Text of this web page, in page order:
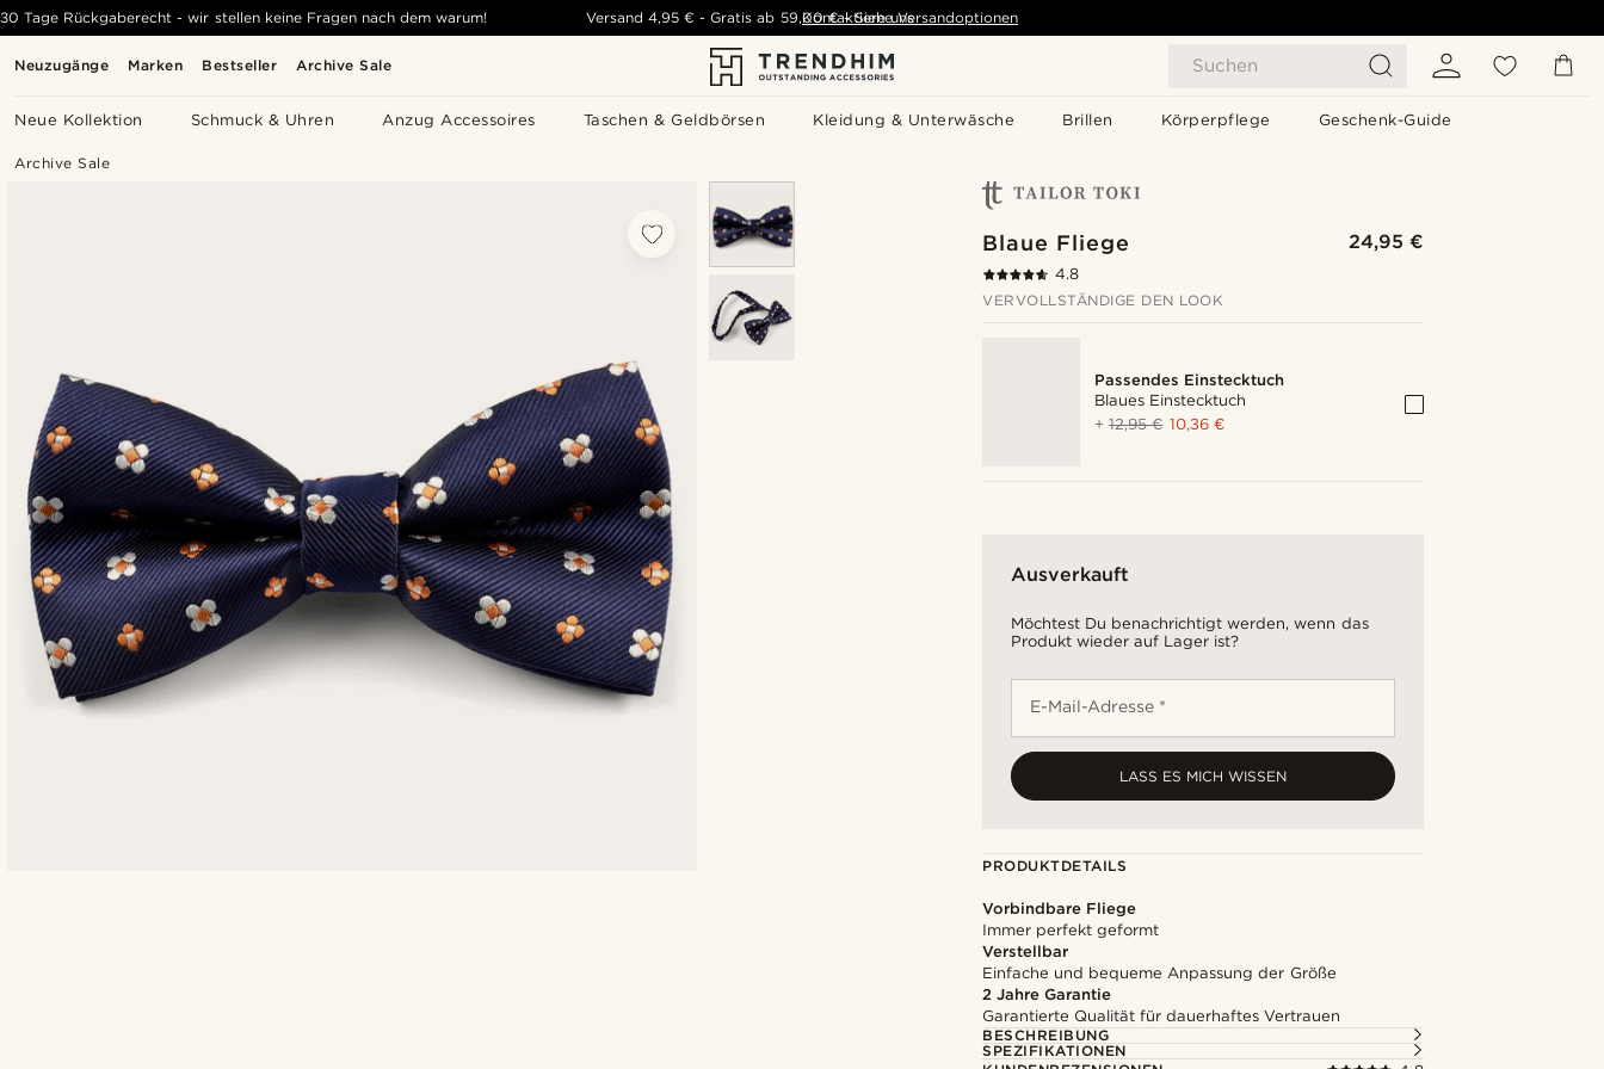
Neuzugänge Marken Bestseller Archive Sale Suchen
Neue Kollektion Schmuck & Uhren Anzug Accessoires Taschen & Geldbörsen Kleidung & Unterwäsche Brillen Körperpflege Geschenk-Guide
30 Tage Rückgaberecht - wir stellen keine Fragen nach dem warum! Versand 4,95 € -Gratis ab 59,00 € - Siehe Versandoptionen
Kontaktiere uns
Archive Sale
Blaue Fliege 24,95 €
4.8
VERVOLLSTÄNDIGE DEN LOOK
Passendes Einstecktuch
Blaues Einstecktuch
+12,95 € 10,36 €
Ausverkauft
Möchtest Du benachrichtigt werden, wenn das
Produkt wieder auf Lager ist?
E-Mail-Adresse *
LASS ES MICH WISSEN
PRODUKTDETAILS
Vorbindbare Fliege
Immer perfekt geformt
Verstellbar
Einfache und bequeme Anpassung der Größe
2 Jahre Garantie
Garantierte Qualität für dauerhaftes Vertrauen
BESCHREIBUNG
SPEZIFIKATIONEN